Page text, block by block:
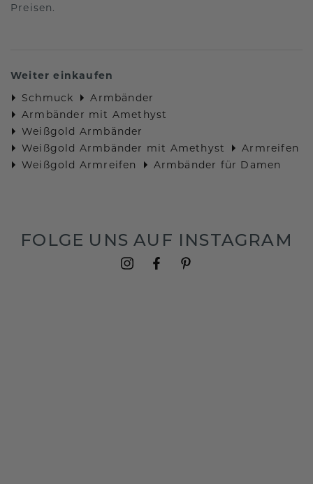
Preisen.
Weiter einkaufen
Schmuck
Armbänder
Armbänder mit Amethyst
Weißgold Armbänder
Weißgold Armbänder mit Amethyst
Armreifen
Weißgold Armreifen
Armbänder für Damen
FOLGE UNS AUF INSTAGRAM